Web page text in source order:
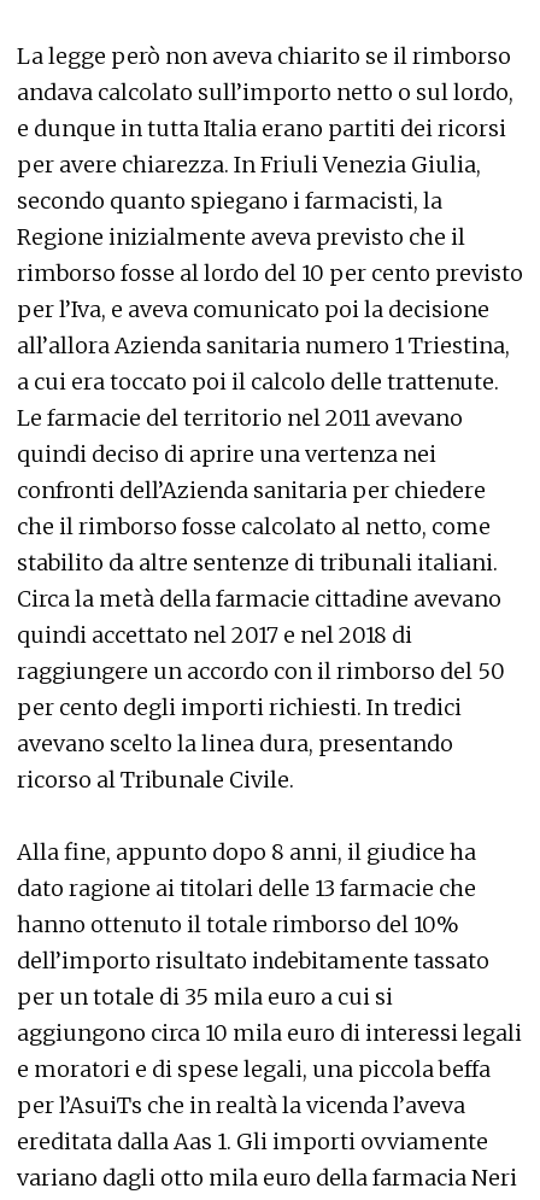
La legge però non aveva chiarito se il rimborso
andava calcolato sull’importo netto o sul lordo,
e dunque in tutta Italia erano partiti dei ricorsi
per avere chiarezza. In Friuli Venezia Giulia,
secondo quanto spiegano i farmacisti, la
Regione inizialmente aveva previsto che il
rimborso fosse al lordo del 10 per cento previsto
per l’Iva, e aveva comunicato poi la decisione
all’allora Azienda sanitaria numero 1 Triestina,
a cui era toccato poi il calcolo delle trattenute.
Le farmacie del territorio nel 2011 avevano
quindi deciso di aprire una vertenza nei
confronti dell’Azienda sanitaria per chiedere
che il rimborso fosse calcolato al netto, come
stabilito da altre sentenze di tribunali italiani.
Circa la metà della farmacie cittadine avevano
quindi accettato nel 2017 e nel 2018 di
raggiungere un accordo con il rimborso del 50
per cento degli importi richiesti. In tredici
avevano scelto la linea dura, presentando
ricorso al Tribunale Civile.
Alla fine, appunto dopo 8 anni, il giudice ha
dato ragione ai titolari delle 13 farmacie che
hanno ottenuto il totale rimborso del 10%
dell’importo risultato indebitamente tassato
per un totale di 35 mila euro a cui si
aggiungono circa 10 mila euro di interessi legali
e moratori e di spese legali, una piccola beffa
per l’AsuiTs che in realtà la vicenda l’aveva
ereditata dalla Aas 1. Gli importi ovviamente
variano dagli otto mila euro della farmacia Neri